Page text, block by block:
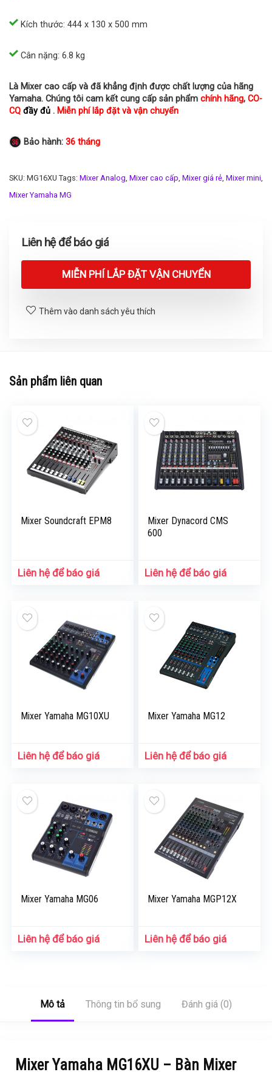
Kích thước: 444 x 130 x 500 mm
Cân nặng: 6.8 kg
Là Mixer cao cấp và đã khẳng định được chất lượng của hãng
Yamaha. Chúng tôi cam kết cung cấp sản phẩm chính hãng, CO-
CQ đầy đủ . Miễn phí lắp đặt và vận chuyển
Bảo hành: 36 tháng
SKU: MG16XU Tags: Mixer Analog, Mixer cao cấp, Mixer giá rẻ, Mixer mini,
Mixer Yamaha MG
Liên hệ để báo giá
MIỄN PHÍ LẮP ĐẶT VẬN CHUYỂN
Thêm vào danh sách yêu thích
Sản phẩm liên quan
Mixer Soundcraft EPM8
Liên hệ để báo giá
Mixer Dynacord CMS
600
Liên hệ để báo giá
Mixer Yamaha MG10XU
Liên hệ để báo giá
Mixer Yamaha MG12
Liên hệ để báo giá
Mixer Yamaha MG06
Liên hệ để báo giá
Mixer Yamaha MGP12X
Liên hệ để báo giá
Mô tả Thông tin bổ sung Đánh giá (0)
Mixer Yamaha MG16XU – Bàn Mixer